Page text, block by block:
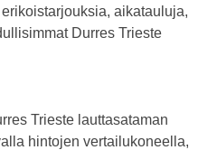
aikatauluja,
Durres Trieste
Trieste lauttasataman
hintojen vertailukoneella,